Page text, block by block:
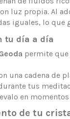
luz propia. Al
iguales, lo
tu día a día
permite que
una cadena de
tus
en
de tu